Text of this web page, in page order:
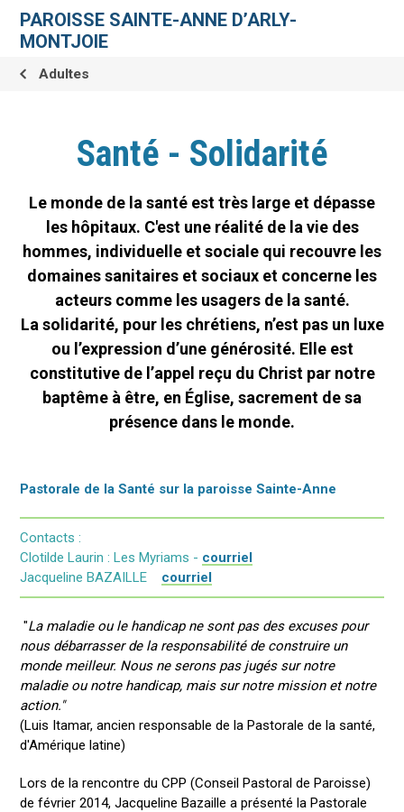
contenu.
navigation
personnelsPAROISSE SAINTE-ANNE D’ARLY-
MONTJOIE
Adultes
Santé - Solidarité
Le monde de la santé est très large et dépasse
les hôpitaux. C'est une réalité de la vie des
hommes, individuelle et sociale qui recouvre les
domaines sanitaires et sociaux et concerne les
acteurs comme les usagers de la santé.
La solidarité, pour les chrétiens, n’est pas un luxe
ou l’expression d’une générosité. Elle est
constitutive de l’appel reçu du Christ par notre
baptême à être, en Église, sacrement de sa
présence dans le monde.
Pastorale de la Santé sur la paroisse Sainte-Anne
Contacts :
Clotilde Laurin : Les Myriams - courriel
Jacqueline BAZAILLE courriel
"La maladie ou le handicap ne sont pas des excuses pour
nous débarrasser de la responsabilité de construire un
monde meilleur. Nous ne serons pas jugés sur notre
maladie ou notre handicap, mais sur notre mission et notre
action."
(Luis Itamar, ancien responsable de la Pastorale de la santé,
d'Amérique latine)
Lors de la rencontre du CPP (Conseil Pastoral de Paroisse)
de février 2014, Jacqueline Bazaille a présenté la Pastorale